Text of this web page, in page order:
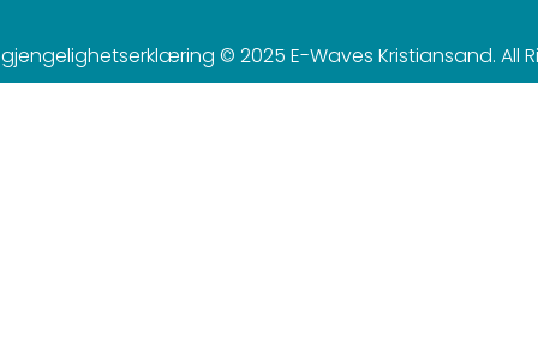
© 2025 E-Waves Kristiansand. All